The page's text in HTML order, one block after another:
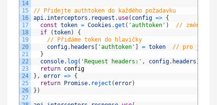
14
15
16
17
18
19
20
21
22
23
24
25
26
27
// Přidejte authtoken do každého požadavku
api. interceptors . request . use( config => {
const token = Cookies .get ( 'authtoken' )
// změněno
if
(token)
{
// Přidáme token do hlavičky
config. headers 'authtoken' = token
// pro
}
console. log( 'Request headers:' , config. headers )
return config
} , error => {
return
Promise. reject (error)
} )